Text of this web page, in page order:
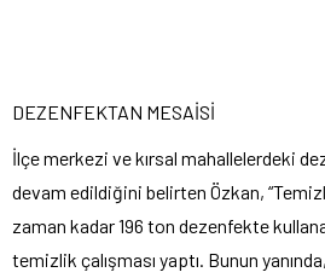
DEZENFEKTAN MESAİSİ
İlçe merkezi ve kırsal mahallelerdeki
devam edildiğini belirten Özkan,
zaman kadar 196 ton dezenfekte
temizlik çalışması yaptı. Bunun